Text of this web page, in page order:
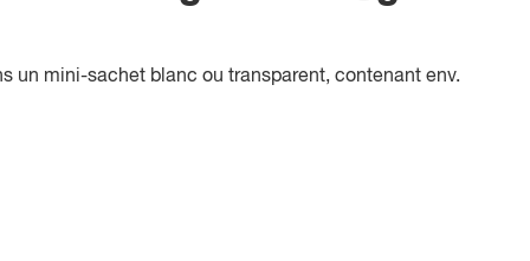
un mini-sachet blanc ou transparent, contenant env.